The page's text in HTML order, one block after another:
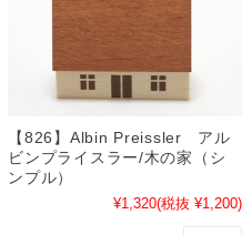
【826】Albin Preissler アル
ビンプライスラー/木の家（シ
ンプル）
¥1,320(税抜 ¥1,200)